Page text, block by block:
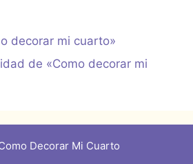
decorar mi cuarto»
de «Como decorar mi
Decorar Mi Cuarto